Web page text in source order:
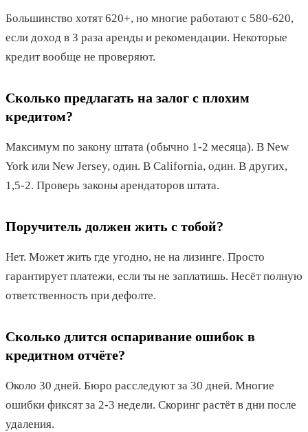
Большинство хотят 620+, но многие работают с 580-620,
если доход в 3 раза аренды и рекомендации. Некоторые
кредит вообще не проверяют.
Сколько предлагать на залог с плохим
кредитом?
Максимум по закону штата (обычно 1-2 месяца). В New
York или New Jersey, один. В California, один. В других,
1,5-2. Проверь законы арендаторов штата.
Поручитель должен жить с тобой?
Нет. Может жить где угодно, не на лизинге. Просто
гарантирует платежи, если ты не заплатишь. Несёт полную
ответственность при дефолте.
Сколько длится оспаривание ошибок в
кредитном отчёте?
Около 30 дней. Бюро расследуют за 30 дней. Многие
ошибки фиксят за 2-3 недели. Скоринг растёт в дни после
удаления.